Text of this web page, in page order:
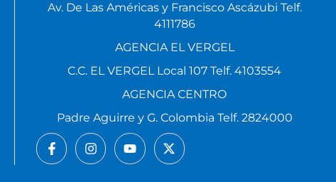
Av. De Las Américas y Francisco Ascázubi Telf.
4111786
AGENCIA EL VERGEL
C.C. EL VERGEL Local 107 Telf. 4103554
AGENCIA CENTRO
Padre Aguirre y G. Colombia Telf. 2824000